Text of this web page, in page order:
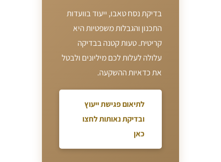
בדיקת נסח טאבו, ייעוד בוועדות
התכנון והגבלות משפטיות היא
קריטית. טעות קטנה בבדיקה
עלולה לעלות לכם מיליונים ולבטל
את כדאיות ההשקעה.
לתיאום פגישת ייעוץ
ובדיקת נאותות לחצו
כאן